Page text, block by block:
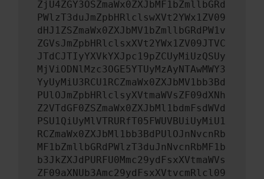
ZjU4ZGY3OSZmaWx0ZXJbMF1bZmllbGRd
PWlzT3duJmZpbHRlclswXVt2YWx1ZV09
dHJ1ZSZmaWx0ZXJbMV1bZmllbGRdPW1v
ZGVsJmZpbHRlclsxXVt2YWx1ZV09JTVC
JTdCJTIyYXVkYXJpc19pZCUyMiUzQSUy
MjViODNlMzc3OGE5YTUyMzAyNTAwMWY3
YyUyMiU3RCU1RCZmaWx0ZXJbMV1bb3Bd
PUlOJmZpbHRlclsyXVtmaWVsZF09dXNh
Z2VTdGF0ZSZmaWx0ZXJbMl1bdmFsdWVd
PSU1QiUyMlVTRURfT05FWUVBUiUyMiU1
RCZmaWx0ZXJbMl1bb3BdPUlOJnNvcnRb
MF1bZmllbGRdPWlzT3duJnNvcnRbMF1b
b3JkZXJdPURFU0Mmc29ydFsxXVtmaWVs
ZF09aXNUb3Amc29ydFsxXVtvcmRlcl09